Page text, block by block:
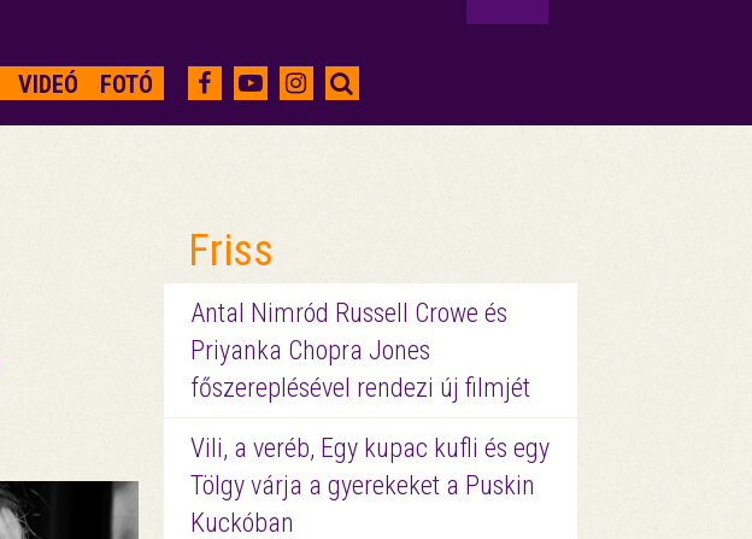
VIDEÓ FOTÓ
Friss
Antal Nimród Russell Crowe és
Priyanka Chopra Jones
főszereplésével rendezi új filmjét
Vili, a veréb, Egy kupac kufli és egy
Tölgy várja a gyerekeket a Puskin
Kuckóban